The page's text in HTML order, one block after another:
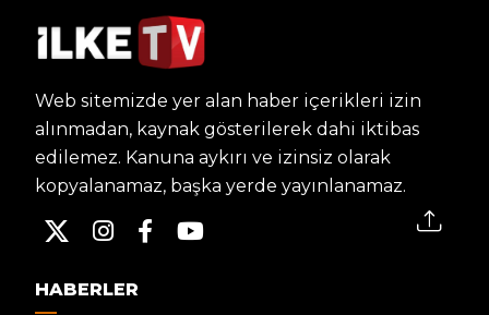
Web sitemizde yer alan haber içerikleri izin
alınmadan, kaynak gösterilerek dahi iktibas
edilemez. Kanuna aykırı ve izinsiz olarak
kopyalanamaz, başka yerde yayınlanamaz.
HABERLER